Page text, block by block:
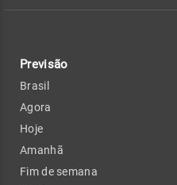
Previsão
Brasil
Agora
Hoje
Amanhã
Fim de semana